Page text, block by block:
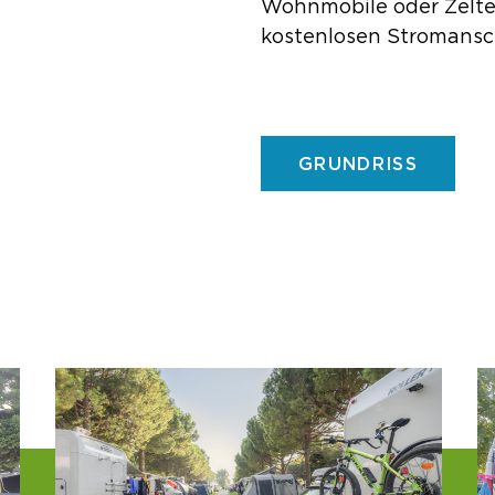
Grundriss
Nachhaltigkeit
Wohnmobile oder
kostenlosen
GRUNDRISS